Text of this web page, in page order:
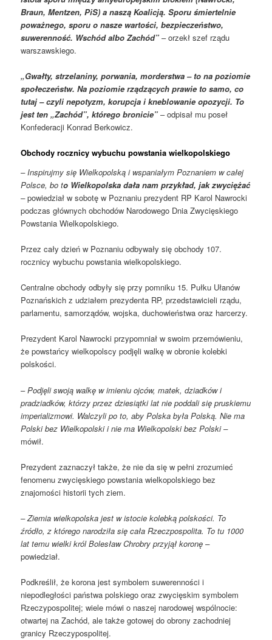
Braun, Mentzen, PiS) a naszą Koalicją. Sporu śmiertelnie
poważnego, sporu o nasze wartości, bezpieczeństwo,
suwerenność. Wschód albo Zachód” – orzekł szef rządu
warszawskiego.
„Gwałty, strzelaniny, porwania, morderstwa – to na poziomie
społeczeństw. Na poziomie rządzących prawie to samo, co
tutaj – czyli nepotyzm, korupcja i kneblowanie opozycji. To
jest ten „Zachód”, którego bronicie”– odpisał mu poseł
Konfederacji Konrad Berkowicz.
Obchody rocznicy wybuchu powstania wielkopolskiego
– Inspirujmy się Wielkopolską i wspaniałym Poznaniem w całej
Polsce, bo to Wielkopolska dała nam przykład, jak zwyciężać
–powiedział w sobotę w Poznaniu prezydent RP Karol Nawrocki
podczas głównych obchodów Narodowego Dnia Zwycięskiego
Powstania Wielkopolskiego.
Przez cały dzień w Poznaniu odbywały się obchody 107.
rocznicy wybuchu powstania wielkopolskiego.
Centralne obchody odbyły się przy pomniku 15. Pułku Ułanów
Poznańskich z udziałem prezydenta RP, przedstawicieli rządu,
parlamentu, samorządów, wojska, duchowieństwa oraz harcerzy.
Prezydent Karol Nawrocki przypomniał w swoim przemówieniu,
że powstańcy wielkopolscy podjęli walkę w obronie kolebki
polskości.
–Podjęli swoją walkę w imieniu ojców, matek, dziadków i
pradziadków, którzy przez dziesiątki lat nie poddali się pruskiemu
imperializmowi. Walczyli po to, aby Polska była Polską. Nie ma
Polski bez Wielkopolski i nie ma Wielkopolski bez Polski –
mówił.
Prezydent zaznaczył także, że nie da się w pełni zrozumieć
fenomenu zwycięskiego powstania wielkopolskiego bez
znajomości historii tych ziem.
– Ziemia wielkopolska jest w istocie kolebką polskości. To
źródło, z którego narodziła się cała Rzeczpospolita. To tu 1000
lat temu wielki król Bolesław Chrobry przyjął koronę –
powiedział.
Podkreślił, że korona jest symbolem suwerenności i
niepodległości państwa polskiego oraz zwycięskim symbolem
Rzeczypospolitej; wiele mówi o naszej narodowej wspólnocie:
otwartej na Zachód, ale także gotowej do obrony zachodniej
granicy Rzeczypospolitej.